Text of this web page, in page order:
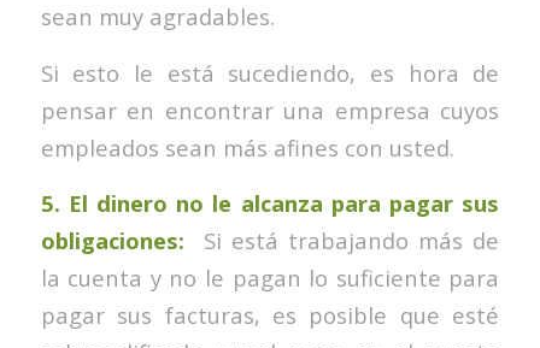
sean muy agradables.
Si esto le está sucediendo, es hora de
pensar en encontrar una empresa cuyos
empleados sean más afines con usted.
5. El dinero no le alcanza para pagar sus
obligaciones: Si está trabajando más de
la cuenta y no le pagan lo suficiente para
pagar sus facturas, es posible que esté